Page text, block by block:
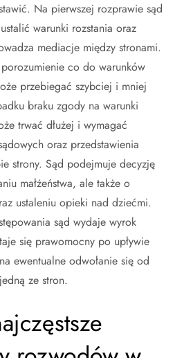
Na pierwszej rozprawie sąd
warunki rozstania oraz
mediacje między stronami.
porozumienie co do warunków
przebiegać szybciej i mniej
braku zgody na warunki
trwać dłużej i wymagać
oraz przedstawienia
strony. Sąd podejmuje decyzję
małżeństwa, ale także o
ustaleniu opieki nad dziećmi.
sąd wydaje wyrok
się prawomocny po upływie
ewentualne odwołanie się od
ze stron.